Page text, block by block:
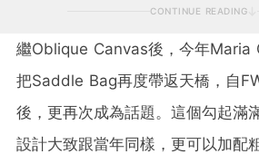
CONTINUE READING
繼Oblique Canvas後，今年Maria
把Saddle Bag再度帶返天橋，自
後，更再次成為話題。這個勾起滿
設計大致跟當年同樣，更可以加配